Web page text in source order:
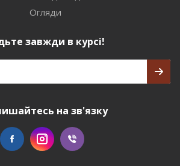
Огляди
завжди в курсі!
на зв'язку